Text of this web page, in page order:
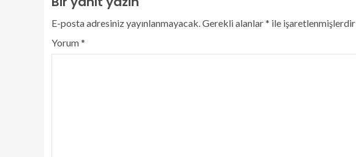
E-posta adresiniz yayınlanmayacak. Gerekli alanlar* ile işaretlenmişlerdir
Yorum*